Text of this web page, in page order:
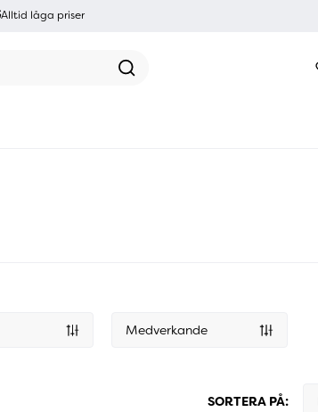
Alltid låga priser
Medverkande
SORTERA PÅ: